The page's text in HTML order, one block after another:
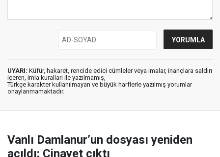
UYARI: Küfür, hakaret, rencide edici cümleler veya imalar, inançlara saldırı
içeren, imla kuralları ile yazılmamış,
Türkçe karakter kullanılmayan ve büyük harflerle yazılmış yorumlar
onaylanmamaktadır.
Vanlı Damlanur’un dosyası yeniden
açıldı: Cinayet çıktı